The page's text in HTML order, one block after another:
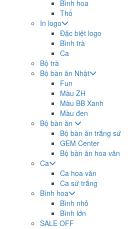
Bình hoa
Thố
In logo
Đặc biệt logo
Bình trà
Ca
Bộ trà
Bộ bàn ăn Nhật
Fun
Màu ZH
Màu BB Xanh
Màu đen
Bộ bàn ăn
Bộ bàn ăn trắng sứ
GEM Center
Bộ bàn ăn hoa văn
Ca
Ca hoa văn
Ca sứ trắng
Bình hoa
Bình nhỏ
Bình lớn
SALE OFF